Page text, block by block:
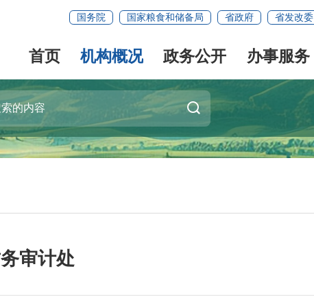
国务院 国家粮食和储备局 省政府 省发改委
首页 机构概况 政务公开 办事服务
审计处